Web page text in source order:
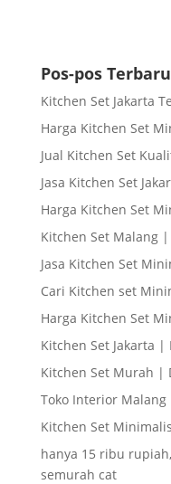
Pos-pos Terbaru
Kitchen Set Jakarta
Harga Kitchen Set
Jual Kitchen Set
Jasa Kitchen Set
Harga Kitchen Set
Kitchen Set Malang
Jasa Kitchen Set
Cari Kitchen set
Harga Kitchen Set
Kitchen Set Jakarta
Kitchen Set Murah |
Toko Interior
Kitchen Set
hanya 15 ribu
semurah cat